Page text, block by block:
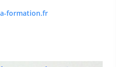
formation.fr